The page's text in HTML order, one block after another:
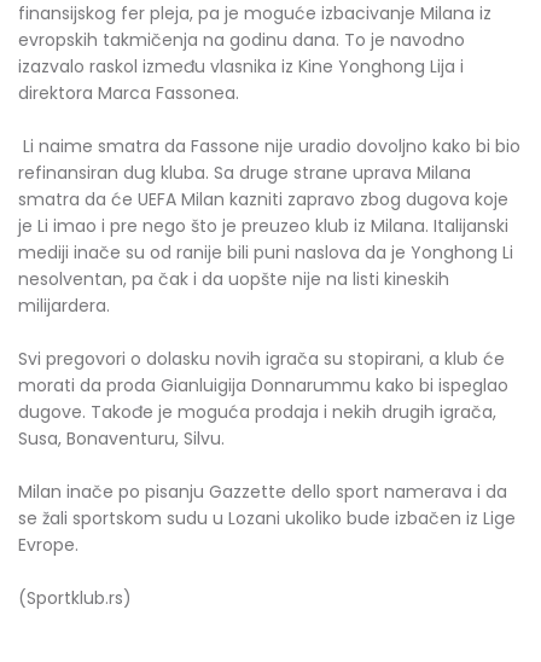
finansijskog fer pleja, pa je moguće izbacivanje Milana iz
evropskih takmičenja na godinu dana. To je navodno
izazvalo raskol između vlasnika iz Kine Yonghong Lija i
direktora Marca Fassonea.
Li naime smatra da Fassone nije uradio dovoljno kako bi bio
refinansiran dug kluba. Sa druge strane uprava Milana
smatra da će UEFA Milan kazniti zapravo zbog dugova koje
je Li imao i pre nego što je preuzeo klub iz Milana. Italijanski
mediji inače su od ranije bili puni naslova da je Yonghong Li
nesolventan, pa čak i da uopšte nije na listi kineskih
milijardera.
Svi pregovori o dolasku novih igrača su stopirani, a klub će
morati da proda Gianluigija Donnarummu kako bi ispeglao
dugove. Takođe je moguća prodaja i nekih drugih igrača,
Susa, Bonaventuru, Silvu.
Milan inače po pisanju Gazzette dello sport namerava i da
se žali sportskom sudu u Lozani ukoliko bude izbačen iz Lige
Evrope.
(Sportklub.rs)